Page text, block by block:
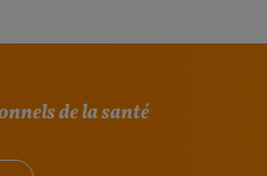
de la santé